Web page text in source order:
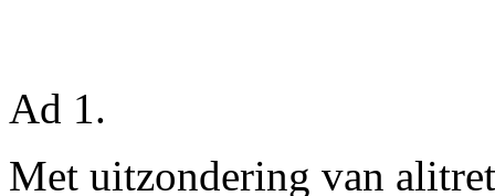
Ad 1.
Met uitzondering van